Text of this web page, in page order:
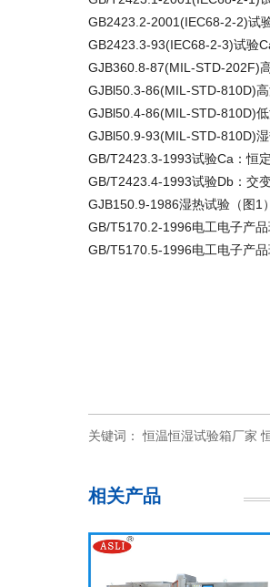
GB2423.2-2001(IEC68-2-2)试
GB2423.3-93(IEC68-2-3)试验
GJB360.8-87(MIL-STD-202F)
GJBl50.3-86(MIL-STD-810D)高
GJBl50.4-86(MIL-STD-810D)低
GJBl50.9-93(MIL-STD-810D)湿
GB/T2423.3-1993试验Ca：恒
GB/T2423.4-1993试验Db：交
GJB150.9-1986湿热试验（图1
GB/T5170.2-1996电工电子产
GB/T5170.5-1996电工电子产
关键词：恒温恒湿试验箱厂家
相关产品